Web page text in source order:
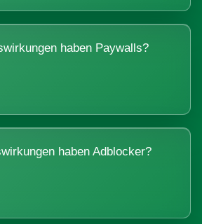
haben Paywalls?
haben Adblocker?